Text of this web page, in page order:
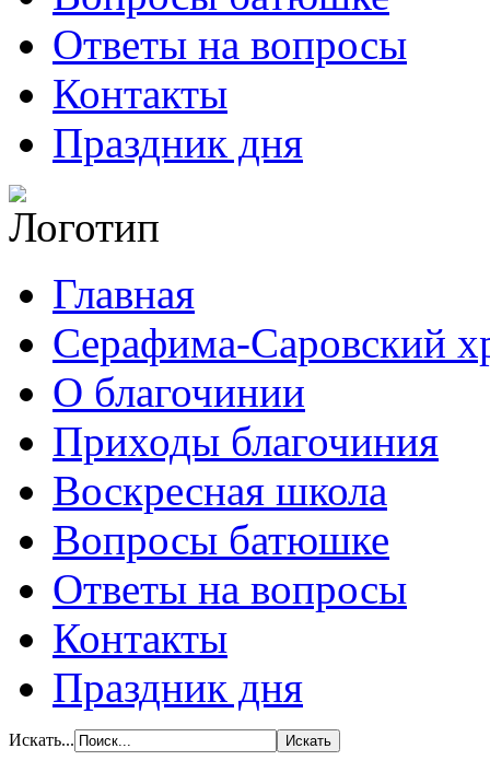
Ответы на вопросы
Контакты
Праздник дня
Главная
Серафима-Саровский
О благочинии
Приходы благочиния
Воскресная школа
Вопросы батюшке
Ответы на вопросы
Контакты
Праздник дня
Искать...